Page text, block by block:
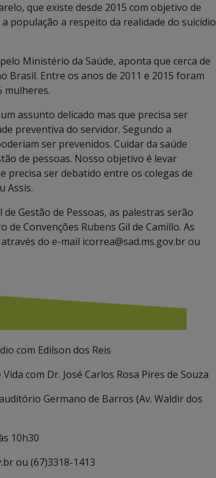
que existe desde 2015 com objetivo de
população a respeito da realidade do suicídio
Ministério da Saúde, aponta que cerca de
Entre os anos de 2011 e 2015 foram
mulheres.
assunto delicado mas que precisa ser
preventiva do servidor. Segundo a
ser prevenidos. Cuidar da saúde
de pessoas. Nosso objetivo é levar
precisa ser debatido entre os colegas de
Assis.
Gestão de Pessoas, as palestras serão
Convenções Rubens Gil de Camillo. As
do e-mail icorrea@sad.ms.gov.br ou
com Edilson dos Reis
com Dr. José Carlos Rosa Pires de Souza
Germano de Barros (Av. Waldir dos
10h30
ou (67)3318-1413